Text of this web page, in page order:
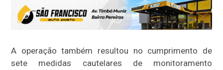
A operação também resultou no cumprimento de
sete medidas cautelares de monitoramento